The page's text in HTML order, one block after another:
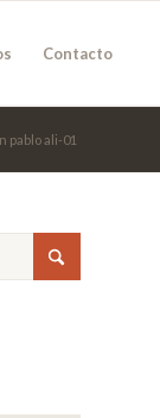
Contacto
pablo ali-01